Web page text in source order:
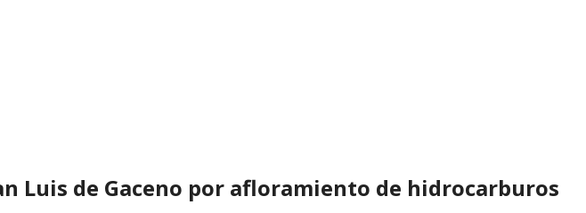
Luis de Gaceno por afloramiento de hidrocarburos